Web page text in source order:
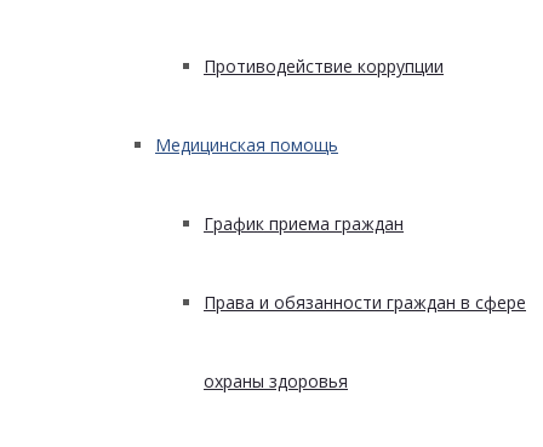
Противодействие коррупции
Медицинская помощь
График приема граждан
Права и обязанности граждан в сфере
охраны здоровья